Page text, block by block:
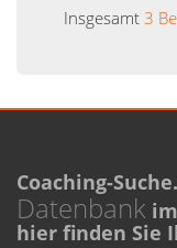
Insgesamt 3
Coaching-
Datenbank
hier finden Sie